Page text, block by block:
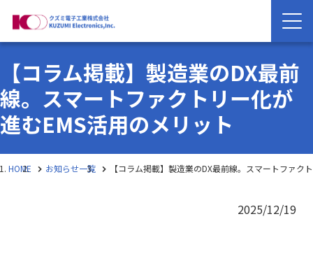
【コラム掲載】製造業のDX最前
線。スマートファクトリー化が
進むEMS活用のメリット
HOME お知らせ一覧 【コラム掲載】製造業のDX最前線。スマートファク
2025/12/19